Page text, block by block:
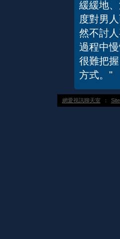
緩緩地
度對男
然不討
過程中
很難把
方式。"
網愛視訊聊天室 ：